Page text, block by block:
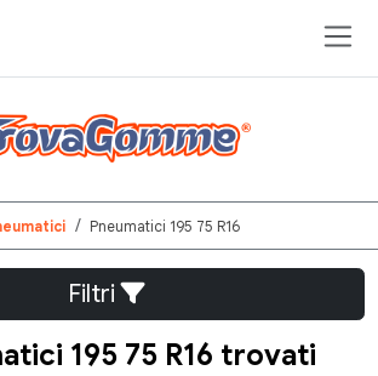
Pneumatici 195 75 R16
Filtri
195 75 R16 trovati